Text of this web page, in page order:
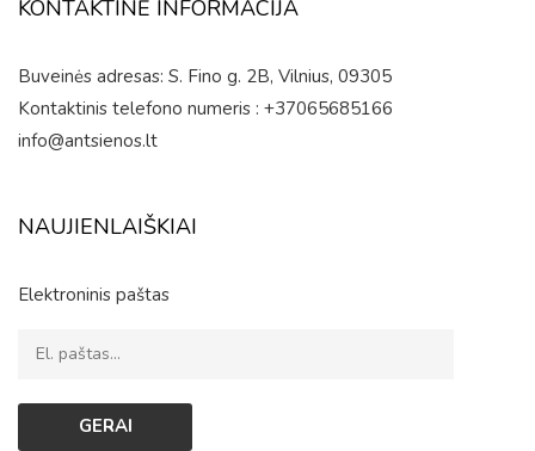
KONTAKTINĖ INFORMACIJA
Buveinės adresas: S. Fino g. 2B, Vilnius, 09305
Kontaktinis telefono numeris : +37065685166
info@antsienos.lt
NAUJIENLAIŠKIAI
Elektroninis paštas